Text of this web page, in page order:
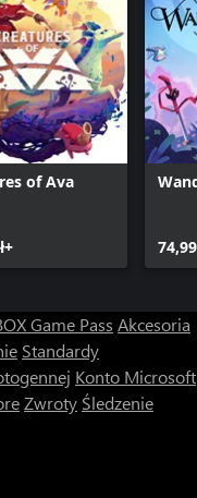
of Ava
Game Pass Akcesoria
Standardy
Konto Microsoft
Zwroty Śledzenie